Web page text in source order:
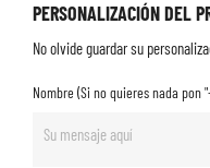
PERSONALIZACIÓN DEL
No olvide guardar su
Nombre (Si no quieres nada pon